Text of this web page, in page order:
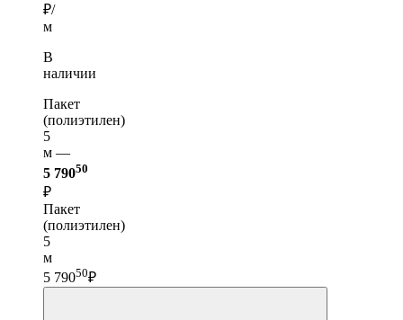
₽/
м
В
наличии
Пакет
(полиэтилен)
5
м —
5 79050
₽
Пакет
(полиэтилен)
5
м
5 79050₽